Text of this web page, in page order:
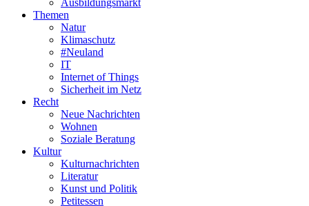
Ausbildungsmarkt
Themen
Natur
Klimaschutz
#Neuland
IT
Internet of Things
Sicherheit im Netz
Recht
Neue Nachrichten
Wohnen
Soziale Beratung
Kultur
Kulturnachrichten
Literatur
Kunst und Politik
Petitessen